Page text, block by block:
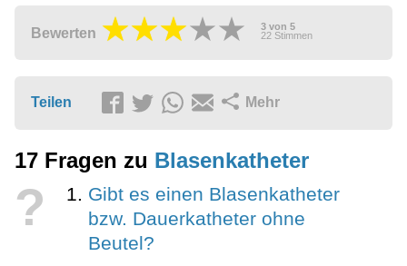
Bewerten 3 von 5
22 Stimmen
Teilen Mehr
17 Fragen zu Blasenkatheter
?
Gibt es einen Blasenkatheter
bzw. Dauerkatheter ohne
Beutel?